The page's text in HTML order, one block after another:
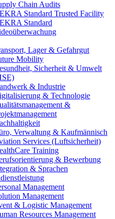
Chain Audits
Standard Trusted Facility
Standard
Lager & Gefahrgut
Mobility
Sicherheit & Umwelt
& Industrie
& Technologie
&
Verwaltung & Kaufmännisch
Services (Luftsicherheit)
Training
& Bewerbung
& Sprachen
Management
Management
& Logistic Management
Resources Management